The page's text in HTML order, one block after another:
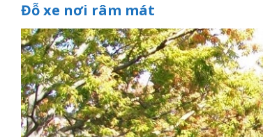
Đỗ xe nơi râm mát